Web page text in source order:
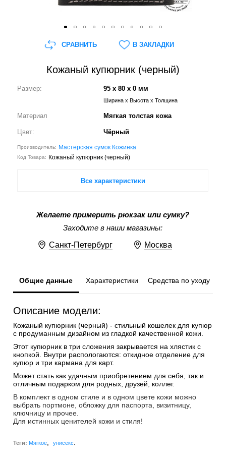
Кожаный купюрник (черный)
Размер: 95 x 80 x 0 мм
Ширина x Высота x Толщина
Материал Мягкая толстая кожа
Цвет: Чёрный
Производитель: Мастерская сумок Кожинка
Код Товара: Кожаный купюрник (черный)
Все характеристики
Желаете примерить рюкзак или сумку?
Заходите в наши магазины:
Санкт-Петербург Москва
СРАВНИТЬ В ЗАКЛАДКИ
Общие данные Характеристики Средства по уходу
Описание модели:
Кожаный купюрник (черный) - стильный кошелек для купюр
с продуманным дизайном из гладкой качественной кожи.
Этот купюрник в три сложения закрывается на хлястик с
кнопкой. Внутри распологаются: откидное отделение для
купюр и три кармана для карт.
Может стать как удачным приобретением для себя, так и
отличным подарком для родных, друзей, коллег.
В комплект в одном стиле и в одном цвете кожи можно
выбрать портмоне, обложку для паспорта, визитницу,
ключницу и прочее.
Для истинных ценителей кожи и стиля!
Теги: Мягкое унисекс